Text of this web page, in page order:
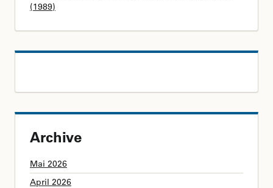
(1989)
Archive
Mai 2026
April 2026